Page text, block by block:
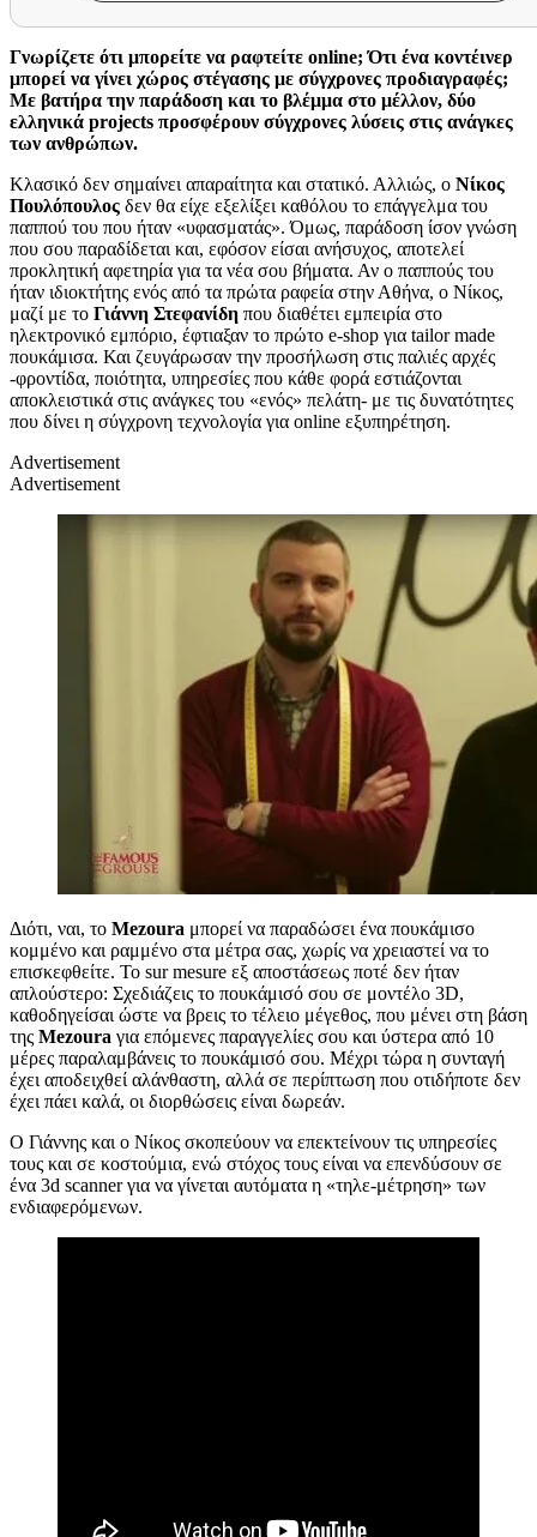
Γνωρίζετε ότι μπορείτε να ραφτείτε online; Ότι ένα κοντέινερ
μπορεί να γίνει χώρος στέγασης με σύγχρονες προδιαγραφές;
Με βατήρα την παράδοση και το βλέμμα στο μέλλον, δύο
ελληνικά projects προσφέρουν σύγχρονες λύσεις στις ανάγκες
των ανθρώπων.
Κλασικό δεν σημαίνει απαραίτητα και στατικό. Αλλιώς, ο Νίκος
Πουλόπουλος δεν θα είχε εξελίξει καθόλου το επάγγελμα του
παππού του που ήταν «υφασματάς». Όμως, παράδοση ίσον γνώση
που σου παραδίδεται και, εφόσον είσαι ανήσυχος, αποτελεί
προκλητική αφετηρία για τα νέα σου βήματα. Αν ο παππούς του
ήταν ιδιοκτήτης ενός από τα πρώτα ραφεία στην Αθήνα, ο Νίκος,
μαζί με το Γιάννη Στεφανίδη που διαθέτει εμπειρία στο
ηλεκτρονικό εμπόριο, έφτιαξαν το πρώτο e-shop για tailor made
πουκάμισα. Και ζευγάρωσαν την προσήλωση στις παλιές αρχές
-φροντίδα, ποιότητα, υπηρεσίες που κάθε φορά εστιάζονται
αποκλειστικά στις ανάγκες του «ενός» πελάτη- με τις δυνατότητες
που δίνει η σύγχρονη τεχνολογία για online εξυπηρέτηση.
Advertisement
Advertisement
Διότι, ναι, το Mezoura μπορεί να παραδώσει ένα πουκάμισο
κομμένο και ραμμένο στα μέτρα σας, χωρίς να χρειαστεί να το
επισκεφθείτε. To sur mesure εξ αποστάσεως ποτέ δεν ήταν
απλούστερο: Σχεδιάζεις το πουκάμισό σου σε μοντέλο 3D,
καθοδηγείσαι ώστε να βρεις το τέλειο μέγεθος, που μένει στη βάση
της Mezoura για επόμενες παραγγελίες σου και ύστερα από 10
μέρες παραλαμβάνεις το πουκάμισό σου. Μέχρι τώρα η συνταγή
έχει αποδειχθεί αλάνθαστη, αλλά σε περίπτωση που οτιδήποτε δεν
έχει πάει καλά, οι διορθώσεις είναι δωρεάν.
Ο Γιάννης και ο Νίκος σκοπεύουν να επεκτείνουν τις υπηρεσίες
τους και σε κοστούμια, ενώ στόχος τους είναι να επενδύσουν σε
ένα 3d scanner για να γίνεται αυτόματα η «τηλε-μέτρηση» των
ενδιαφερόμενων.